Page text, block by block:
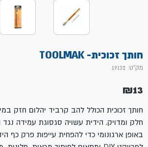
חותך זכוכית- TOOLMAK
מק"ט: 19132
₪13
חותך זכוכית הכולל להב קרביד יהלום חזק
חלק ומדויק. הידית עשויה סגסוגת עמידה
באופן ארגונומי כדי להפחית עייפות פרק כף